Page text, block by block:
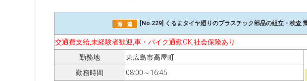
[No.229] くるまタイヤ廻りのプラスチック部品の組立・検査
交通費支給,未経験者歓迎,車・バイク通勤OK,社会保険あり
勤務地
東広島市高屋町
勤務時間
08:00～16:45